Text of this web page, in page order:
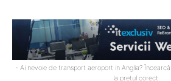
- Ai nevoie de transport aeroport in Anglia? Încearcă
la prețul corect.